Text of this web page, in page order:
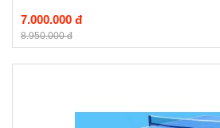
7.000.000 đ
8.950.000 đ